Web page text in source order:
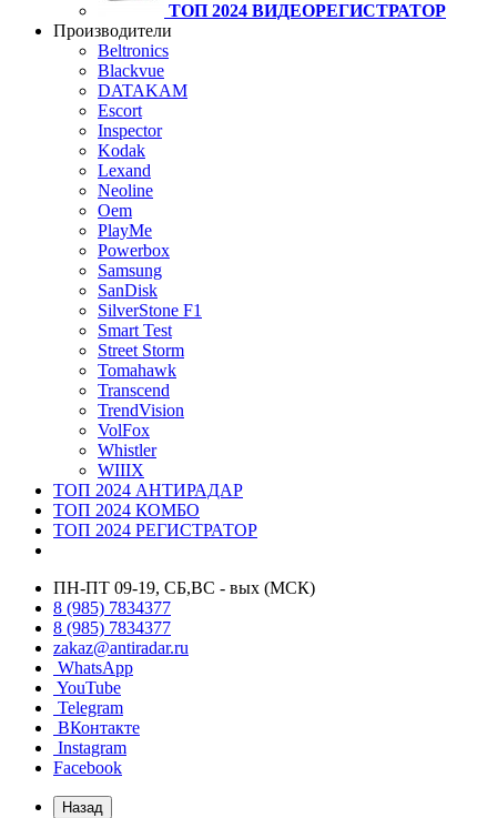
ТОП 2024 ВИДЕОРЕГИСТРАТОР
Производители
Beltronics
Blackvue
DATAKAM
Escort
Inspector
Kodak
Lexand
Neoline
Oem
PlayMe
Powerbox
Samsung
SanDisk
SilverStone F1
Smart Test
Street Storm
Tomahawk
Transcend
TrendVision
VolFox
Whistler
WIIIX
ТОП 2024 АНТИРАДАР
ТОП 2024 КОМБО
ТОП 2024 РЕГИСТРАТОР
ПН-ПТ 09-19, СБ,ВС - вых (МСК)
8 (985) 7834377
8 (985) 7834377
zakaz@antiradar.ru
WhatsApp
YouTube
Telegram
ВКонтакте
Instagram
Facebook
Назад